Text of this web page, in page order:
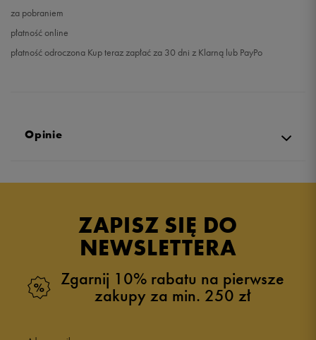
za pobraniem
płatność online
płatność odroczona Kup teraz zapłać za 30 dni z Klarną lub PayPo
Opinie
ZAPISZ SIĘ DO
NEWSLETTERA
Zgarnij 10% rabatu na pierwsze
zakupy za min. 250 zł